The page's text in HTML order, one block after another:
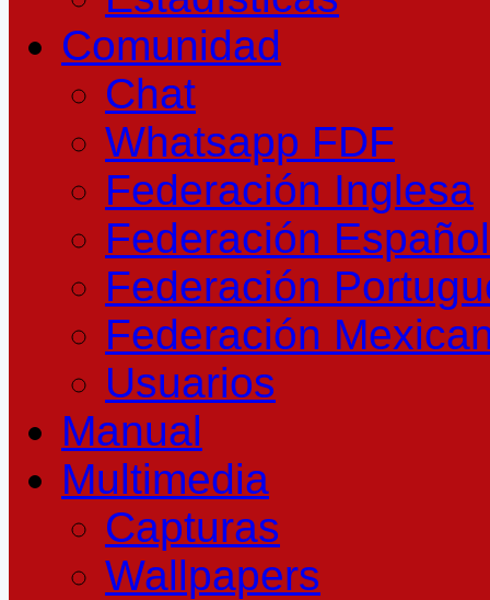
Comunidad
Chat
Whatsapp FDF
Federación Inglesa
Federación
Federación
Federación
Usuarios
Manual
Multimedia
Capturas
Wallpapers